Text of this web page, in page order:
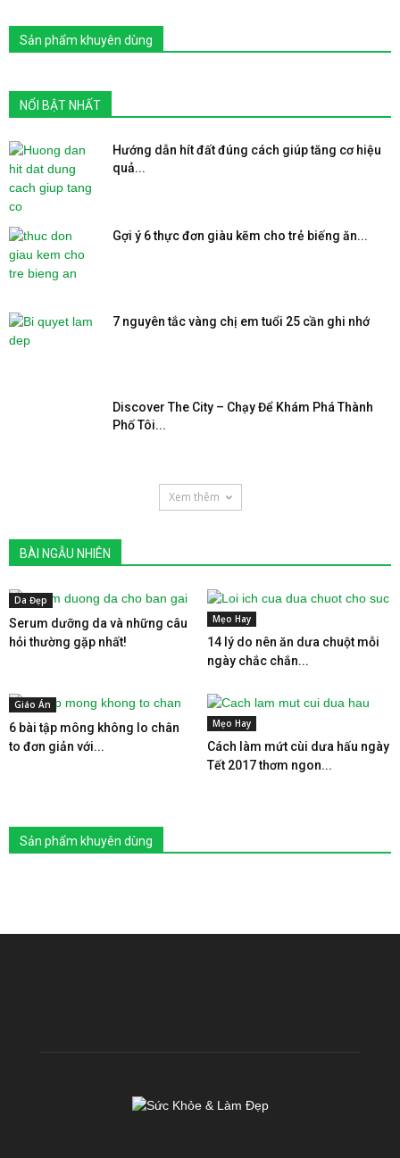
Sản phẩm khuyên dùng
NỔI BẬT NHẤT
Hướng dẫn hít đất đúng cách giúp tăng cơ hiệu
quả...
Gợi ý 6 thực đơn giàu kẽm cho trẻ biếng ăn...
7 nguyên tắc vàng chị em tuổi 25 cần ghi nhớ
Discover The City – Chạy Để Khám Phá Thành
Phố Tôi...
Xem thêm
BÀI NGẪU NHIÊN
Da Đẹp
Serum dưỡng da và những câu
hỏi thường gặp nhất!
Mẹo Hay
14 lý do nên ăn dưa chuột mỗi
ngày chắc chắn...
Giáo Án
6 bài tập mông không lo chân
to đơn giản với...
Mẹo Hay
Cách làm mứt cùi dưa hấu ngày
Tết 2017 thơm ngon...
Sản phẩm khuyên dùng